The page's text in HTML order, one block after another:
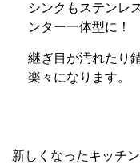
シンクもステンレ
ンター一体型に！
継ぎ目が汚れたり
楽々になります。
新しくなったキッチ